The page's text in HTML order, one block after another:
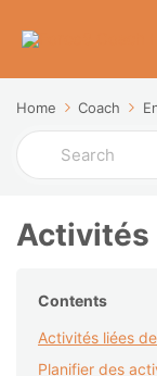
Home Coach
Search
For
Activités
Contents
Activités liées
Planifier des